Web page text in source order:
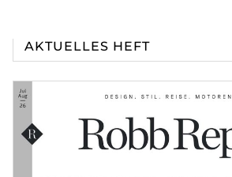
AKTUELLES HEFT